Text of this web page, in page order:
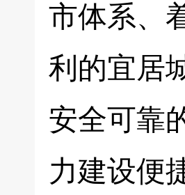
市体系、
利的宜居
安全可靠
力建设便